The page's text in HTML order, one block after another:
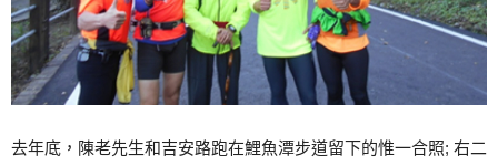
去年底，陳老先生和吉安路跑在鯉魚潭步道留下的惟一合照; 右二